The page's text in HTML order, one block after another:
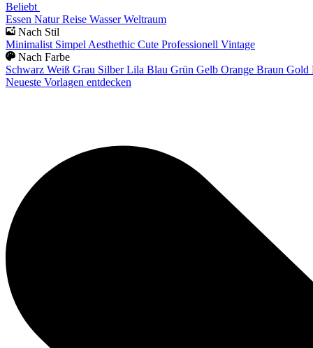
Beliebt
Essen Natur Reise Wasser Weltraum
Nach Stil
Minimalist Simpel Aesthethic Cute Professionell Vintage
Nach Farbe
Schwarz Weiß Grau Silber Lila Blau Grün Gelb Orange Braun Gold
Neueste Vorlagen entdecken